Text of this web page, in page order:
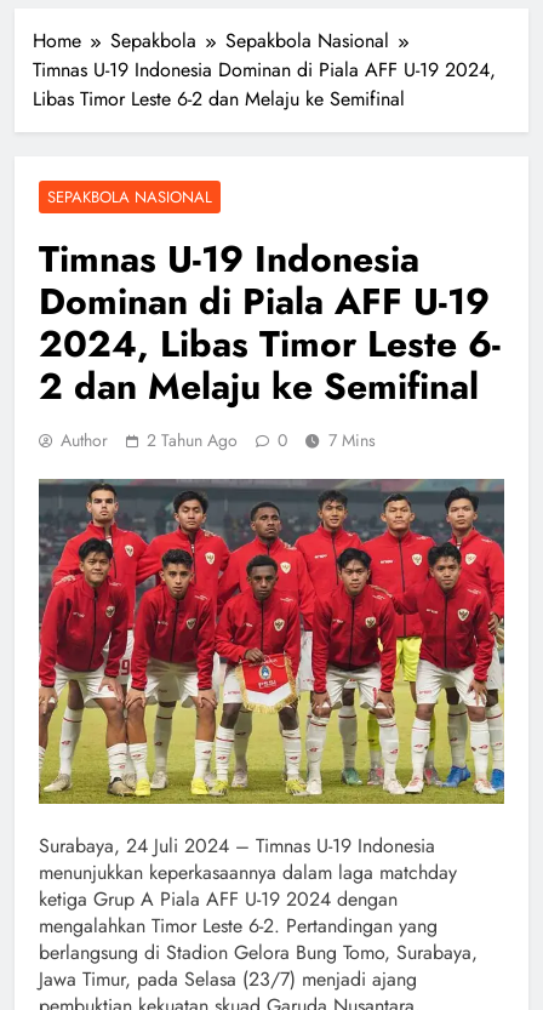
Home Sepakbola
Sepakbola Nasional
Timnas U-19 Indonesia Dominan di Piala AFF U-19 2024,
Libas Timor Leste 6-2 dan Melaju ke Semifinal
SEPAKBOLA NASIONAL
Timnas U-19 Indonesia
Dominan di Piala AFF U-19
2024, Libas Timor Leste 6-
2 dan Melaju ke Semifinal
Author 2 Tahun Ago 0 7 Mins
Surabaya, 24 Juli 2024 – Timnas U-19 Indonesia
menunjukkan keperkasaannya dalam laga matchday
ketiga Grup A Piala AFF U-19 2024 dengan
mengalahkan Timor Leste 6-2. Pertandingan yang
berlangsung di Stadion Gelora Bung Tomo, Surabaya,
Jawa Timur, pada Selasa (23/7) menjadi ajang